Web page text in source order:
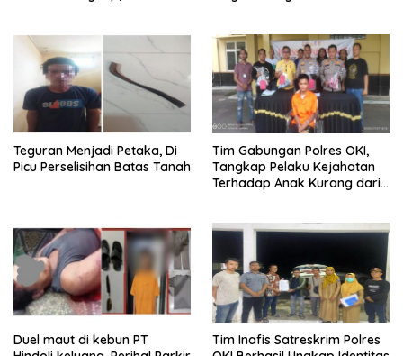
Teguran Menjadi Petaka, Di
Picu Perselisihan Batas Tanah
Tim Gabungan Polres OKI,
Tangkap Pelaku Kejahatan
Terhadap Anak Kurang dari
Duel maut di kebun PT
Tim Inafis Satreskrim Polres